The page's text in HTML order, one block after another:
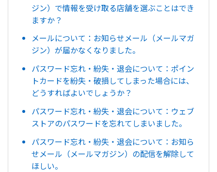
ジン）で情報を受け取る店舗を選ぶことはでき
ますか？
メールについて：お知らせメール（メールマガ
ジン）が届かなくなりました。
パスワード忘れ・紛失・退会について：ポイン
トカードを紛失・破損してしまった場合には、
どうすればよいでしょうか？
パスワード忘れ・紛失・退会について：ウェブ
ストアのパスワードを忘れてしまいました。
パスワード忘れ・紛失・退会について：お知ら
せメール（メールマガジン）の配信を解除して
ほしい。